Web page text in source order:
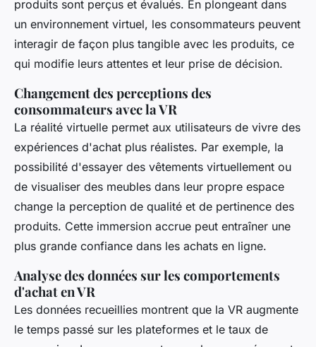
produits sont perçus et évalués. En plongeant dans
un environnement virtuel, les consommateurs peuvent
interagir de façon plus tangible avec les produits, ce
qui modifie leurs attentes et leur prise de décision.
Changement des perceptions des
consommateurs avec la VR
La réalité virtuelle permet aux utilisateurs de vivre des
expériences d'achat plus réalistes. Par exemple, la
possibilité d'essayer des vêtements virtuellement ou
de visualiser des meubles dans leur propre espace
change la perception de qualité et de pertinence des
produits. Cette immersion accrue peut entraîner une
plus grande confiance dans les achats en ligne.
Analyse des données sur les comportements
d'achat en VR
Les données recueillies montrent que la VR augmente
le temps passé sur les plateformes et le taux de